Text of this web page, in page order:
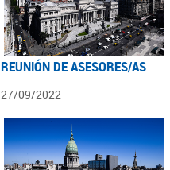
REUNIÓN DE ASESORES/AS
27/09/2022